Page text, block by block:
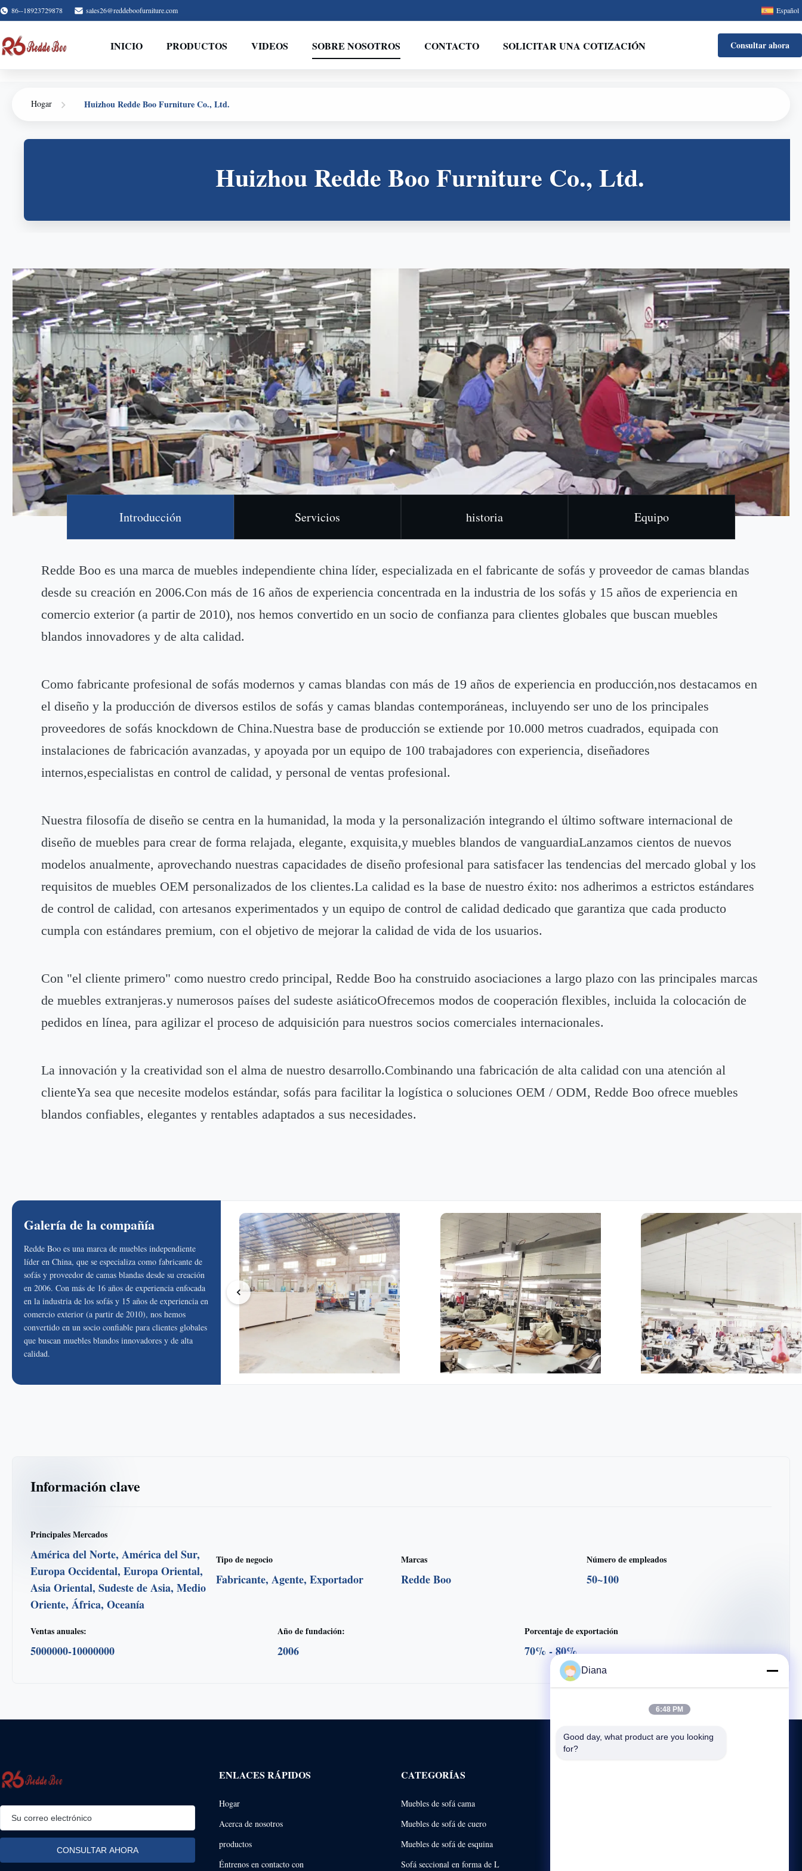
86--18923729878 sales26@reddeboofurniture.com Español
INICIO PRODUCTOS VIDEOS SOBRE NOSOTROS CONTACTO SOLICITAR UNA COTIZACIÓN Consultar ahora
Hogar Huizhou Redde Boo Furniture Co., Ltd.
Huizhou Redde Boo Furniture Co., Ltd.
Introducción Servicios historia Equipo
Redde Boo es una marca de muebles independiente china líder, especializada en el fabricante de sofás y proveedor de camas blandas
desde su creación en 2006.Con más de 16 años de experiencia concentrada en la industria de los sofás y 15 años de experiencia en
comercio exterior (a partir de 2010), nos hemos convertido en un socio de confianza para clientes globales que buscan muebles
blandos innovadores y de alta calidad.
Como fabricante profesional de sofás modernos y camas blandas con más de 19 años de experiencia en producción,nos destacamos en
el diseño y la producción de diversos estilos de sofás y camas blandas contemporáneas, incluyendo ser uno de los principales
proveedores de sofás knockdown de China.Nuestra base de producción se extiende por 10.000 metros cuadrados, equipada con
instalaciones de fabricación avanzadas, y apoyada por un equipo de 100 trabajadores con experiencia, diseñadores
internos,especialistas en control de calidad, y personal de ventas profesional.
Nuestra filosofía de diseño se centra en la humanidad, la moda y la personalización integrando el último software internacional de
diseño de muebles para crear de forma relajada, elegante, exquisita,y muebles blandos de vanguardiaLanzamos cientos de nuevos
modelos anualmente, aprovechando nuestras capacidades de diseño profesional para satisfacer las tendencias del mercado global y los
requisitos de muebles OEM personalizados de los clientes.La calidad es la base de nuestro éxito: nos adherimos a estrictos estándares
de control de calidad, con artesanos experimentados y un equipo de control de calidad dedicado que garantiza que cada producto
cumpla con estándares premium, con el objetivo de mejorar la calidad de vida de los usuarios.
Con "el cliente primero" como nuestro credo principal, Redde Boo ha construido asociaciones a largo plazo con las principales marcas
de muebles extranjeras.y numerosos países del sudeste asiáticoOfrecemos modos de cooperación flexibles, incluida la colocación de
pedidos en línea, para agilizar el proceso de adquisición para nuestros socios comerciales internacionales.
La innovación y la creatividad son el alma de nuestro desarrollo.Combinando una fabricación de alta calidad con una atención al
clienteYa sea que necesite modelos estándar, sofás para facilitar la logística o soluciones OEM / ODM, Redde Boo ofrece muebles
blandos confiables, elegantes y rentables adaptados a sus necesidades.
Galería de la compañía
Redde Boo es una marca de muebles independiente
líder en China, que se especializa como fabricante de
sofás y proveedor de camas blandas desde su creación
en 2006. Con más de 16 años de experiencia enfocada
en la industria de los sofás y 15 años de experiencia en
comercio exterior (a partir de 2010), nos hemos
convertido en un socio confiable para clientes globales
que buscan muebles blandos innovadores y de alta
calidad.
Información clave
Principales Mercados
América del Norte, América del Sur,
Europa Occidental, Europa Oriental,
Asia Oriental, Sudeste de Asia, Medio
Oriente, África, Oceanía
Tipo de negocio
Fabricante, Agente, Exportador
Marcas
Redde Boo
Número de empleados
50~100
Ventas anuales:
5000000-10000000
Año de fundación:
2006
Porcentaje de exportación
70% - 80%
ENLACES RÁPIDOS
Hogar
Acerca de nosotros
productos
Éntrenos en contacto con
CATEGORÍAS
Muebles de sofá cama
Muebles de sofá de cuero
Muebles de sofá de esquina
Sofá seccional en forma de L
Diana
6:48 PM
Good day, what product are you looking
for?